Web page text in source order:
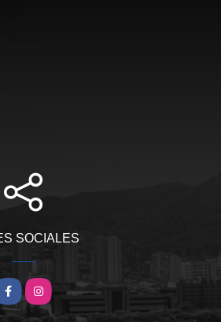
SOCIALES
Instagram